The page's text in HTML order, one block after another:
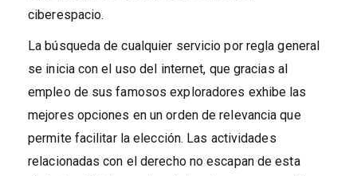
ciberespacio.
La búsqueda de cualquier servicio por regla general
se inicia con el uso del internet, que gracias al
empleo de sus famosos exploradores exhibe las
mejores opciones en un orden de relevancia que
permite facilitar la elección. Las actividades
relacionadas con el derecho no escapan de esta